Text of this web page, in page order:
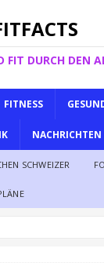
FIT DURCH DEN
FITNESS
NACHRICHTEN
SCHWEIZER